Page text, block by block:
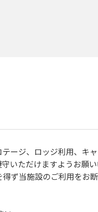
ージ、ロッジ利用、キ
いただけますようお願い
ず当施設のご利用をお